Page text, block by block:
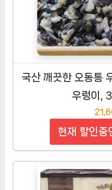
국산 깨끗한 오동통
우렁이,
현재 할인중